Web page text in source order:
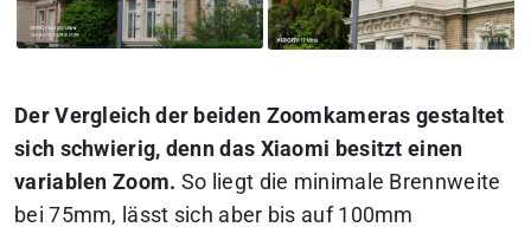
Der Vergleich der beiden Zoomkameras gestaltet
sich schwierig, denn das Xiaomi besitzt einen
variablen Zoom. So liegt die minimale Brennweite
bei 75mm, lässt sich aber bis auf 100mm